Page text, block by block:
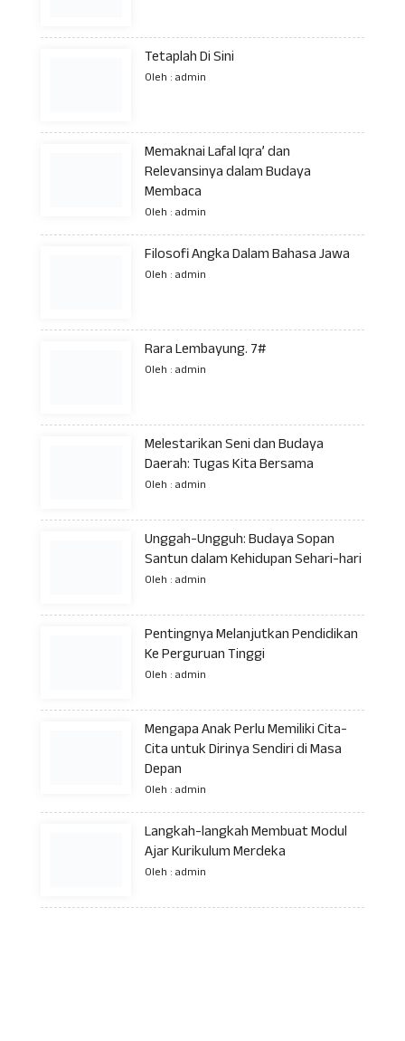
Tetaplah Di Sini
Oleh : admin
Memaknai Lafal Iqra’ dan
Relevansinya dalam Budaya
Membaca
Oleh : admin
Filosofi Angka Dalam Bahasa Jawa
Oleh : admin
Rara Lembayung. 7#
Oleh : admin
Melestarikan Seni dan Budaya
Daerah: Tugas Kita Bersama
Oleh : admin
Unggah-Ungguh: Budaya Sopan
Santun dalam Kehidupan Sehari-hari
Oleh : admin
Pentingnya Melanjutkan Pendidikan
Ke Perguruan Tinggi
Oleh : admin
Mengapa Anak Perlu Memiliki Cita-
Cita untuk Dirinya Sendiri di Masa
Depan
Oleh : admin
Langkah-langkah Membuat Modul
Ajar Kurikulum Merdeka
Oleh : admin